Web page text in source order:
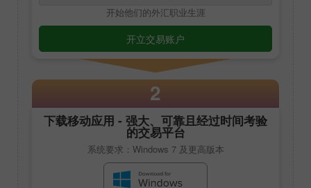
开始他们的外汇职业生涯
开立交易账户
2
下载移动应用 - 强大、可靠且经过时间考验
的交易平台
系统要求：Windows 7 及更高版本